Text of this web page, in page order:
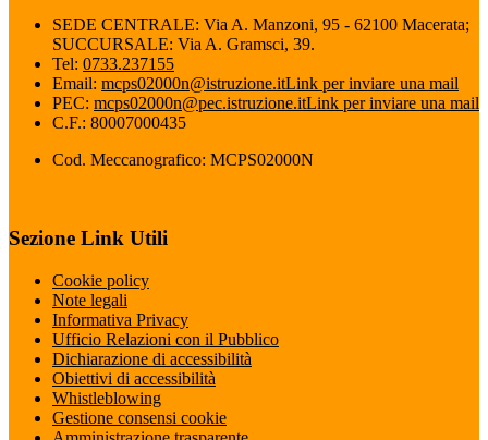
SEDE CENTRALE: Via A. Manzoni, 95 - 62100 Macerata;
SUCCURSALE: Via A. Gramsci, 39.
Tel: 0733.237155
Email: mcps02000n@istruzione.itLink per inviare una mail
PEC: mcps02000n@pec.istruzione.itLink per inviare una mail
C.F.: 80007000435
Cod. Meccanografico: MCPS02000N
Sezione Link Utili
Cookie policy
Note legali
Informativa Privacy
Ufficio Relazioni con il Pubblico
Dichiarazione di accessibilità
Obiettivi di accessibilità
Whistleblowing
Gestione consensi cookie